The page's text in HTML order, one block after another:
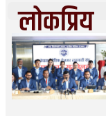
लोकप्रिय